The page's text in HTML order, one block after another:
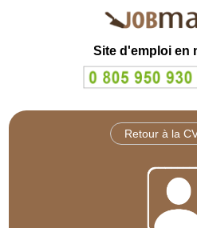
Site d'emploi en
Retour à la